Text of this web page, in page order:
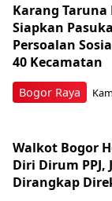
Bogor Raya
Karang
Siapkan
Persoalan
40 Kecamatan
Walkot Bogor
Diri Dirum
Dirangkap